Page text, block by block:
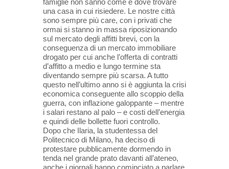
famiglie non sanno come e dove trovare
una casa in cui risiedere. Le nostre città
sono sempre più care, con i privati che
ormai si stanno in massa riposizionando
sul mercato degli affitti brevi, con la
conseguenza di un mercato immobiliare
drogato per cui anche l’offerta di contratti
d’affitto a medio e lungo termine sta
diventando sempre più scarsa. A tutto
questo nell’ultimo anno si è aggiunta la crisi
economica conseguente allo scoppio della
guerra, con inflazione galoppante – mentre
i salari restano al palo – e costi dell’energia
e quindi delle bollette fuori controllo.
Dopo che Ilaria, la studentessa del
Politecnico di Milano, ha deciso di
protestare pubblicamente dormendo in
tenda nel grande prato davanti all’ateneo,